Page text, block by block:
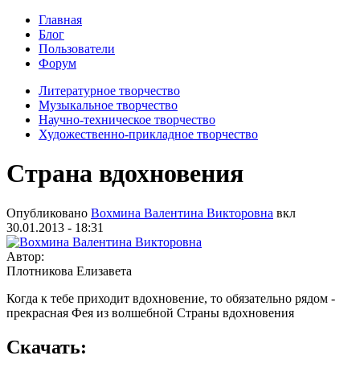
Главная
Блог
Пользователи
Форум
Литературное творчество
Музыкальное творчество
Научно-техническое творчество
Художественно-прикладное творчество
Страна вдохновения
Опубликовано Вохмина Валентина Викторовна вкл
30.01.2013 - 18:31
Автор:
Плотникова Елизавета
Когда к тебе приходит вдохновение, то обязательно рядом -
прекрасная Фея из волшебной Страны вдохновения
Скачать: